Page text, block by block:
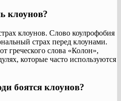
клоунов?
клоунов. Слово коулрофобия
страх перед клоунами.
греческого слова «Колон»,
которые часто используются
боятся клоунов?